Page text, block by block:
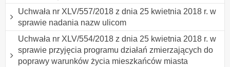
Uchwała nr XLV/557/2018 z dnia 25 kwietnia 2018 r. w
sprawie nadania nazw ulicom
Uchwała nr XLV/554/2018 z dnia 25 kwietnia 2018 r. w
sprawie przyjęcia programu działań zmierzających do
poprawy warunków życia mieszkańców miasta